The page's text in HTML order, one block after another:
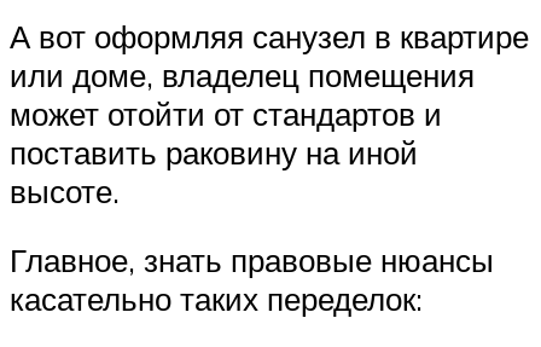
А вот оформляя санузел в квартире
или доме, владелец помещения
может отойти от стандартов и
поставить раковину на иной
высоте.
Главное, знать правовые нюансы
касательно таких переделок: